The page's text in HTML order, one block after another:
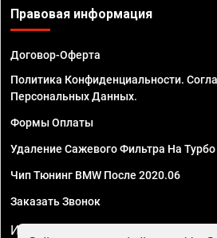
Правовая информация
Договор-Оферта
Политика Конфиденциальности.
Персональных Данных.
Формы Оплаты
Удаление Сажевого Фильтра На
Чип Тюнинг BMW После 2020.06
Заказать Звонок
ИП Смирнов Георгий Павлович.